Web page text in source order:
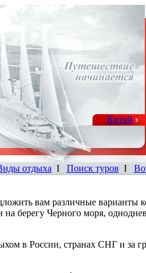
Китай
отдыха I Поиск туров I
вам различные варианты
берегу Черного моря,
в России, странах СНГ и за